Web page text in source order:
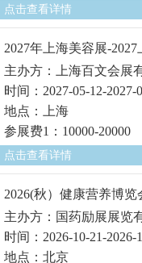
点击查看详情
2027年上海美容展-
主办方：上海百文会展
时间：2027-05-12-2027-
地点：上海
参展费1：10000-20000
点击查看详情
2026(秋）健康营养博
主办方：国药励展展览
时间：2026-10-21-2026-
地点：北京